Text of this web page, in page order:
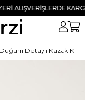
KARGO
Düğüm Detaylı Kazak